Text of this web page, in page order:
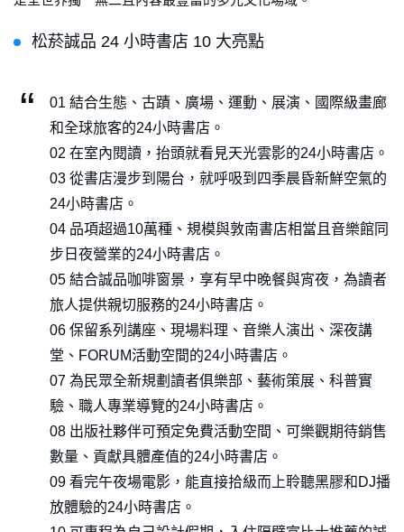
松菸誠品 24 小時書店 10 大亮點
01 結合生態、古蹟、廣場、運動、展演、國際級畫廊
和全球旅客的24小時書店。
02 在室內閱讀，抬頭就看見天光雲影的24小時書店。
03 從書店漫步到陽台，就呼吸到四季晨昏新鮮空氣的
24小時書店。
04 品項超過10萬種、規模與敦南書店相當且音樂館同
步日夜營業的24小時書店。
05 結合誠品咖啡窗景，享有早中晚餐與宵夜，為讀者
旅人提供親切服務的24小時書店。
06 保留系列講座、現場料理、音樂人演出、深夜講
堂、FORUM活動空間的24小時書店。
07 為民眾全新規劃讀者俱樂部、藝術策展、科普實
驗、職人專業導覽的24小時書店。
08 出版社夥伴可預定免費活動空間、可樂觀期待銷售
數量、貢獻具體產值的24小時書店。
09 看完午夜場電影，能直接拾級而上聆聽黑膠和DJ播
放體驗的24小時書店。